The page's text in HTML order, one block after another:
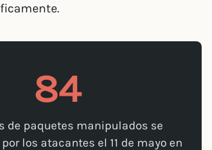
84
de paquetes manipulados se
los atacantes el 11 de mayo en